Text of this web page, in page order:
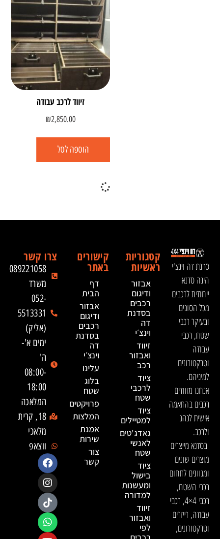
זיווד לרכב עבודה
₪2,850.00
הוספה לסל
סדנת דה וינצ'י
הינה סדנא
ייחודית לרכבים
מכל הסוגים
ובעיקר רכבי
שטח, רכבי
עבודה
וטרקטורונים
למיניהם.
אנחנו מזוודים
רכבים בהתאמה
אישית לנהג
ולרכב.
בסדנא מייצרים
מוצרים שונים
ומגוונים לתחום
רכבי השטח,
רכבי 4×4, רכבי
עבודה, רייזרים
וטרקטורונים,
קטגוריות
ראשיות
אבזור
ודיגום
רכבים
בסדנת
דה
וינצ׳י
זיווד
ואבזור
רכב
ציוד
לרכבי
שטח
ציוד
למטיילים
גאדג'טים
לאנשי
שטח
ציוד
בישול
ומעשנות
למדורה
זיווד
ואבזור
לפי
קישורים
באתר
דף
הבית
אבזור
ודיגום
רכבים
בסדנת
דה
וינצ׳י
עלינו
בלוג
שטח
פרויקטים
המלצות
אמנת
שירות
צור
קשר
צרו קשר
089221058
משרד
052-
5513331
(אליק)
ימים א'-
ה'
08:00-
18:00
המלאכה
18, קרית
מלאכי
ווצאפ